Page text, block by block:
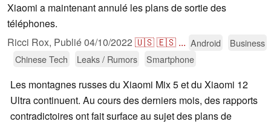
Xiaomi a maintenant annulé les plans de sortie des
téléphones.
Ricci Rox, Publié04/10/2022 🇺🇸🇪🇸 ... Android
Business
Chinese Tech
Leaks / Rumors Smartphone
Les montagnes russes du Xiaomi Mix 5 et du Xiaomi 12
Ultra continuent. Au cours des derniers mois, des rapports
contradictoires ont fait surface au sujet des plans de